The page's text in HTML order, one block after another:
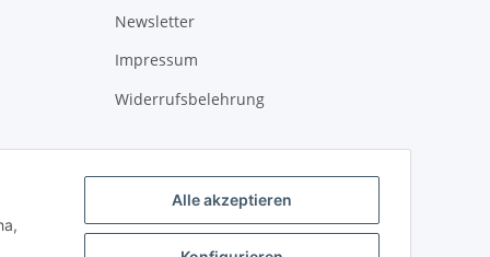
Alle akzeptieren
Newsletter
Impressum
Widerrufsbelehrung